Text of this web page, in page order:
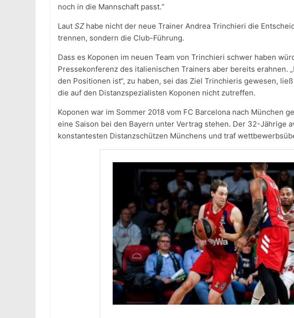
noch in die Mannschaft passt.“
Laut SZhabe nicht der neue Trainer Andrea Trinchieri die
trennen, sondern die Club-Führung.
Dass es Koponen im neuen Team von Trinchieri schwer haben
Pressekonferenz des italienischen Trainers aber bereits erahnen.
den Positionen ist“, zu haben, sei das Ziel Trinchieris gewesen,
die auf den Distanzspezialisten Koponen nicht zutreffen.
Koponen war im Sommer 2018 vom FC Barcelona nach München
eine Saison bei den Bayern unter Vertrag stehen. Der 32-Jährige
konstantesten Distanzschützen Münchens und traf